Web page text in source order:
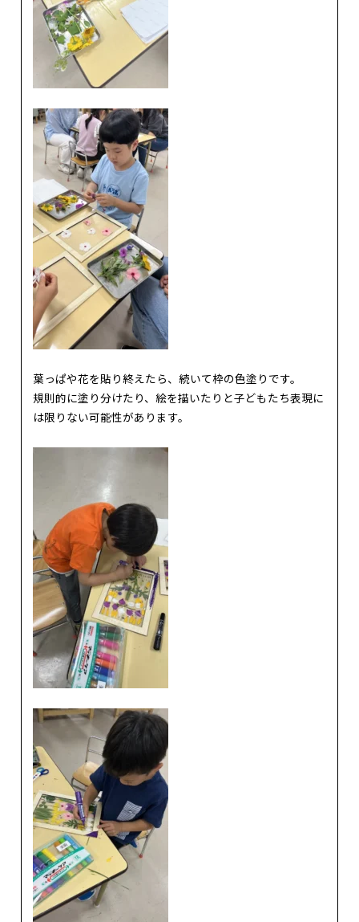
葉っぱや花を貼り終えたら、続いて枠の色塗りです。
規則的に塗り分けたり、絵を描いたりと子どもたち表現に
は限りない可能性があります。